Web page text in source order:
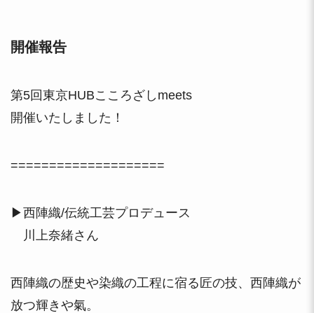
開催報告
第5回東京HUBこころざしmeets
開催いたしました！
====================
▶西陣織/伝統工芸プロデュース
川上奈緒さん
西陣織の歴史や染織の工程に宿る匠の技、西陣織が
放つ輝きや氣。